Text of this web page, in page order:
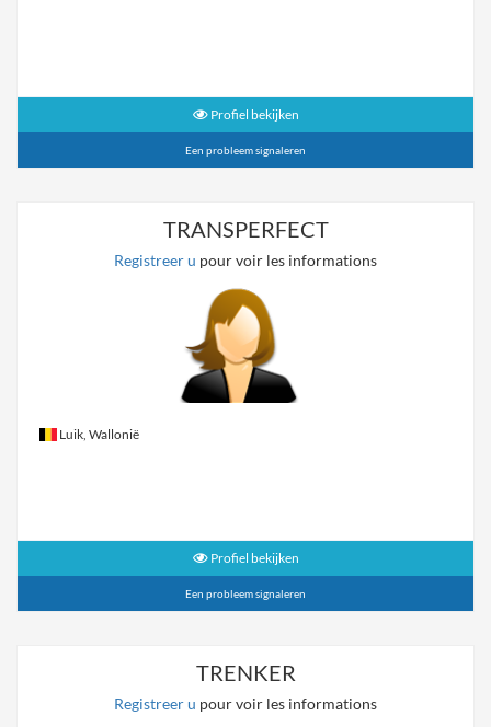
Profiel bekijken
Een probleem signaleren
TRANSPERFECT
Registreer u pour voir les informations
Luik, Wallonië
Profiel bekijken
Een probleem signaleren
TRENKER
Registreer u pour voir les informations